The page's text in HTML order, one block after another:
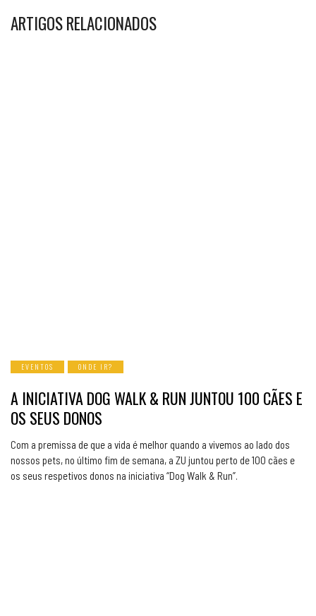
ARTIGOS RELACIONADOS
EVENTOS ONDE IR?
A INICIATIVA DOG WALK & RUN JUNTOU 100 CÃES E
OS SEUS DONOS
Com a premissa de que a vida é melhor quando a vivemos ao lado dos
nossos pets, no último fim de semana, a ZU juntou perto de 100 cães e
os seus respetivos donos na iniciativa “Dog Walk & Run”.